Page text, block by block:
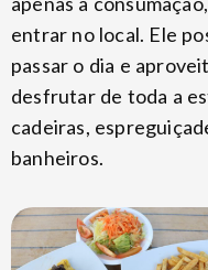
entrar no local. Ele
passar o dia e
desfrutar de toda a
cadeiras,
banheiros.